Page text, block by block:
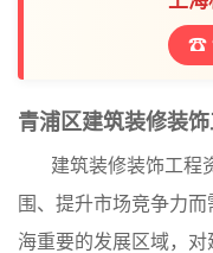
青浦区建筑装修装
建筑装修装饰工程
围、提升市场竞争力
海重要的发展区域，